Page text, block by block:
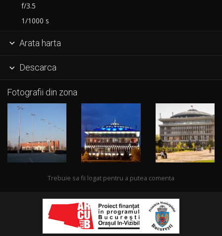
f/3.5
1/1000 s
 Arata harta
 Descarca
Fotografii din zona
Trebuie sa fii logat pentru a putea comenta